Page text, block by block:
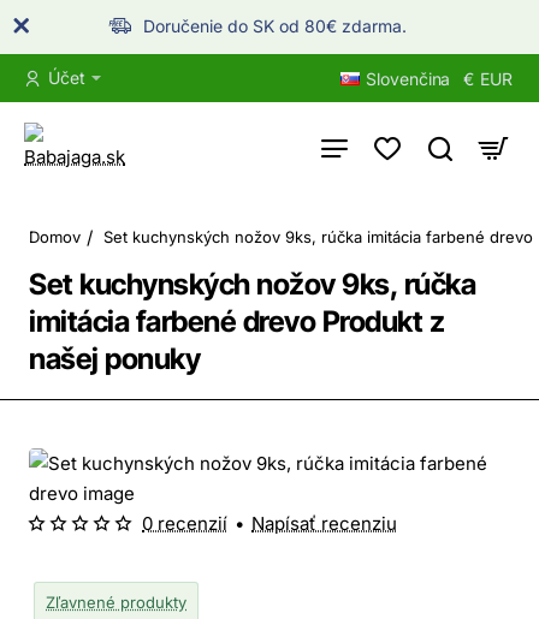
Doručenie do SK od 80€ zdarma.
Účet Slovenčina € EUR
Set kuchynských nožov 9ks, rúčka
imitácia farbené drevo Produkt z
našej ponuky
Domov homeSet kuchynských nožov 9ks, rúčka imitácia farbené drevo
Zľavnené produkty
0 recenzií • Napísať recenziu